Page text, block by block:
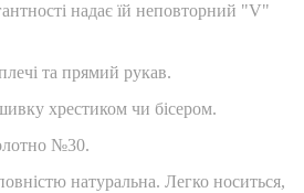
надає їй неповторний "V"
та прямий рукав.
хрестиком чи бісером.
№30.
натуральна. Легко носиться,